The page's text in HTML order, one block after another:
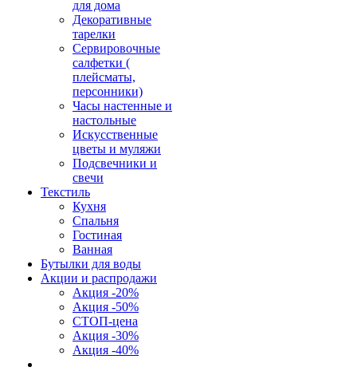
для дома
Декоративные
тарелки
Сервировочные
салфетки (
плейсматы,
персонники)
Часы настенные и
настольные
Искусственные
цветы и муляжи
Подсвечники и
свечи
Текстиль
Кухня
Спальня
Гостиная
Ванная
Бутылки для воды
Акции и распродажи
Акция -20%
Акция -50%
СТОП-цена
Акция -30%
Акция -40%